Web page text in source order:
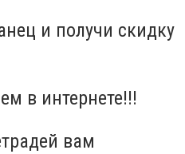
и получи скидку
в интернете!!!
вам